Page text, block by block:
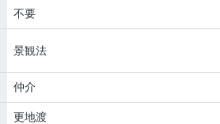
不要
景観法
仲介
更地渡